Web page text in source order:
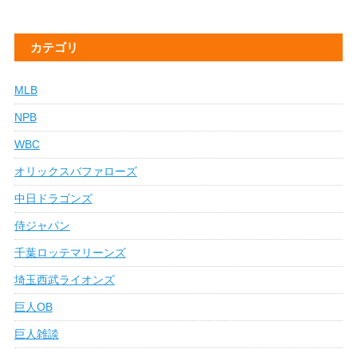
カテゴリ
MLB
NPB
WBC
オリックスバファローズ
中日ドラゴンズ
侍ジャパン
千葉ロッテマリーンズ
埼玉西武ライオンズ
巨人OB
巨人雑談